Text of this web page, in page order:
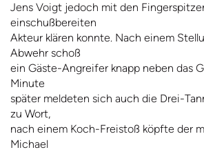
Jens Voigt jedoch mit den
einschußbereiten
Akteur klären konnte. Nach einem
Abwehr schoß
ein Gäste-Angreifer knapp neben das
Minute
später meldeten sich auch die Drei-
zu Wort,
nach einem Koch-Freistoß köpfte der
Michael